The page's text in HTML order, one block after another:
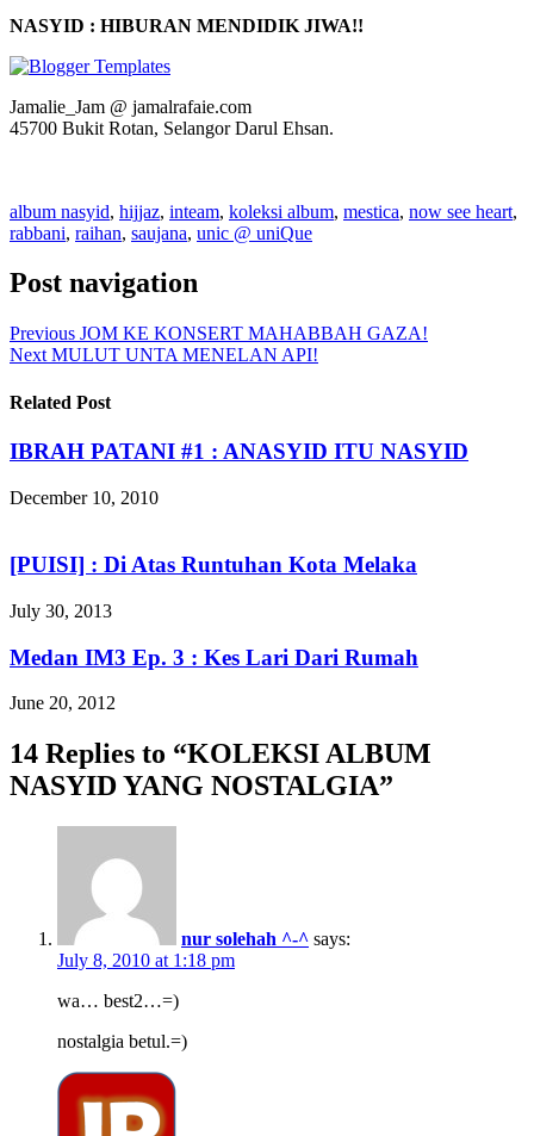
NASYID : HIBURAN MENDIDIK JIWA!!
Jamalie_Jam @ jamalrafaie.com
45700 Bukit Rotan, Selangor Darul Ehsan.
album nasyid, hijjaz, inteam, koleksi album, mestica, now see heart,
rabbani, raihan, saujana, unic @ uniQue
Post navigation
Previous JOM KE KONSERT MAHABBAH GAZA!
Next MULUT UNTA MENELAN API!
Related Post
IBRAH PATANI #1 : ANASYID ITU NASYID
December 10, 2010
[PUISI] : Di Atas Runtuhan Kota Melaka
July 30, 2013
Medan IM3 Ep. 3 : Kes Lari Dari Rumah
June 20, 2012
14 Replies to “KOLEKSI ALBUM
NASYID YANG NOSTALGIA”
nur solehah ^-^ says:
July 8, 2010 at 1:18 pm
wa… best2…=)
nostalgia betul.=)